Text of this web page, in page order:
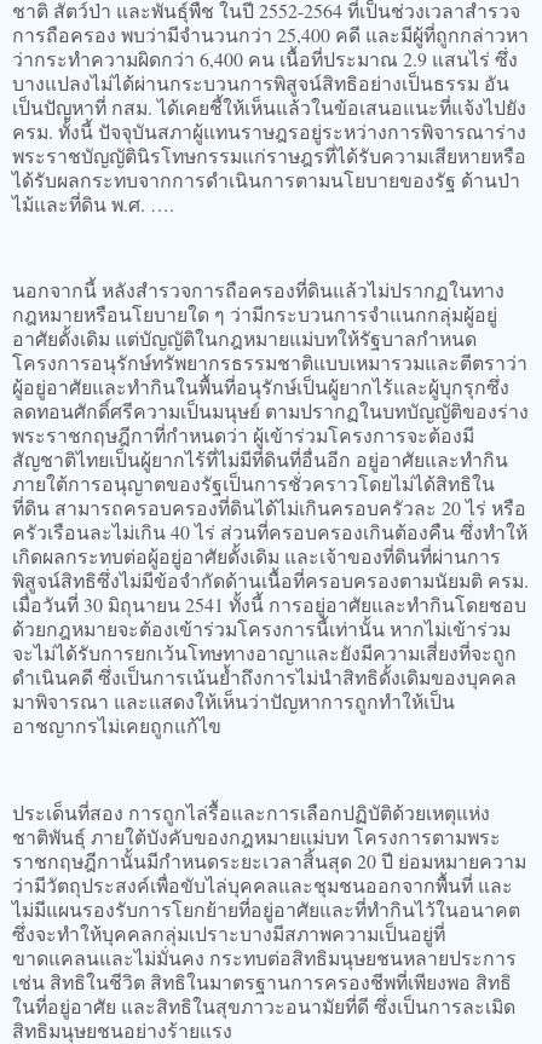
ชาติ สัตว์ป่า และพันธุ์พืช ในปี 2552-2564 ที่เป็นช่วงเวลาสำรวจ
การถือครอง พบว่ามีจำนวนกว่า 25,400 คดี และมีผู้ที่ถูกกล่าวหา
ว่ากระทำความผิดกว่า 6,400 คน เนื้อที่ประมาณ 2.9 แสนไร่ ซึ่ง
บางแปลงไม่ได้ผ่านกระบวนการพิสูจน์สิทธิอย่างเป็นธรรม อัน
เป็นปัญหาที่ กสม. ได้เคยชี้ให้เห็นแล้วในข้อเสนอแนะที่แจ้งไปยัง
ครม. ทั้งนี้ ปัจจุบันสภาผู้แทนราษฎรอยู่ระหว่างการพิจารณาร่าง
พระราชบัญญัตินิรโทษกรรมแก่ราษฎรที่ได้รับความเสียหายหรือ
ได้รับผลกระทบจากการดำเนินการตามนโยบายของรัฐ ด้านป่า
ไม้และที่ดิน พ.ศ. ….
นอกจากนี้ หลังสำรวจการถือครองที่ดินแล้วไม่ปรากฏในทาง
กฎหมายหรือนโยบายใด ๆ ว่ามีกระบวนการจำแนกกลุ่มผู้อยู่
อาศัยดั้งเดิม แต่บัญญัติในกฎหมายแม่บทให้รัฐบาลกำหนด
โครงการอนุรักษ์ทรัพยากรธรรมชาติแบบเหมารวมและตีตราว่า
ผู้อยู่อาศัยและทำกินในพื้นที่อนุรักษ์เป็นผู้ยากไร้และผู้บุกรุกซึ่ง
ลดทอนศักดิ์ศรีความเป็นมนุษย์ ตามปรากฏในบทบัญญัติของร่าง
พระราชกฤษฎีกาที่กำหนดว่า ผู้เข้าร่วมโครงการจะต้องมี
สัญชาติไทยเป็นผู้ยากไร้ที่ไม่มีที่ดินที่อื่นอีก อยู่อาศัยและทำกิน
ภายใต้การอนุญาตของรัฐเป็นการชั่วคราวโดยไม่ได้สิทธิใน
ที่ดิน สามารถครอบครองที่ดินได้ไม่เกินครอบครัวละ 20 ไร่ หรือ
ครัวเรือนละไม่เกิน 40 ไร่ ส่วนที่ครอบครองเกินต้องคืน ซึ่งทำให้
เกิดผลกระทบต่อผู้อยู่อาศัยดั้งเดิม และเจ้าของที่ดินที่ผ่านการ
พิสูจน์สิทธิซึ่งไม่มีข้อจำกัดด้านเนื้อที่ครอบครองตามนัยมติ ครม.
เมื่อวันที่ 30 มิถุนายน 2541 ทั้งนี้ การอยู่อาศัยและทำกินโดยชอบ
ด้วยกฎหมายจะต้องเข้าร่วมโครงการนี้เท่านั้น หากไม่เข้าร่วม
จะไม่ได้รับการยกเว้นโทษทางอาญาและยังมีความเสี่ยงที่จะถูก
ดำเนินคดี ซึ่งเป็นการเน้นย้ำถึงการไม่นำสิทธิดั้งเดิมของบุคคล
มาพิจารณา และแสดงให้เห็นว่าปัญหาการถูกทำให้เป็น
อาชญากรไม่เคยถูกแก้ไข
ประเด็นที่สอง การถูกไล่รื้อและการเลือกปฏิบัติด้วยเหตุแห่ง
ชาติพันธุ์ ภายใต้บังคับของกฎหมายแม่บท โครงการตามพระ
ราชกฤษฎีกานั้นมีกำหนดระยะเวลาสิ้นสุด 20 ปี ย่อมหมายความ
ว่ามีวัตถุประสงค์เพื่อขับไล่บุคคลและชุมชนออกจากพื้นที่ และ
ไม่มีแผนรองรับการโยกย้ายที่อยู่อาศัยและที่ทำกินไว้ในอนาคต
ซึ่งจะทำให้บุคคลกลุ่มเปราะบางมีสภาพความเป็นอยู่ที่
ขาดแคลนและไม่มั่นคง กระทบต่อสิทธิมนุษยชนหลายประการ
เช่น สิทธิในชีวิต สิทธิในมาตรฐานการครองชีพที่เพียงพอ สิทธิ
ในที่อยู่อาศัย และสิทธิในสุขภาวะอนามัยที่ดี ซึ่งเป็นการละเมิด
สิทธิมนุษยชนอย่างร้ายแรง